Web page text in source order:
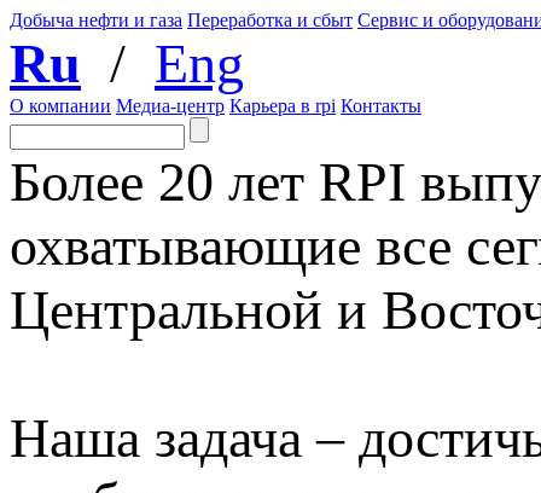
Добыча нефти и газа Переработка и сбыт Сервис и
Ru / Eng
О компании Медиа-центр Карьера в rpi Контакты
Более 20 лет RPI
охватывающие все
Центральной и
Наша задача –